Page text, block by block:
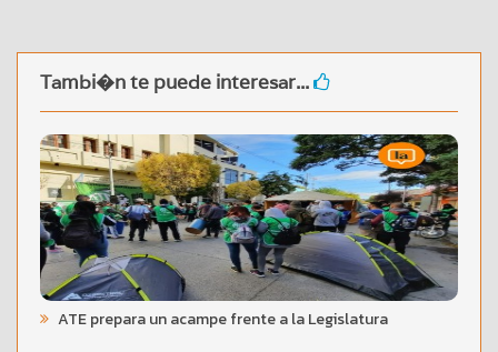
Tambi�n te puede interesar...
ATE prepara un acampe frente a la Legislatura